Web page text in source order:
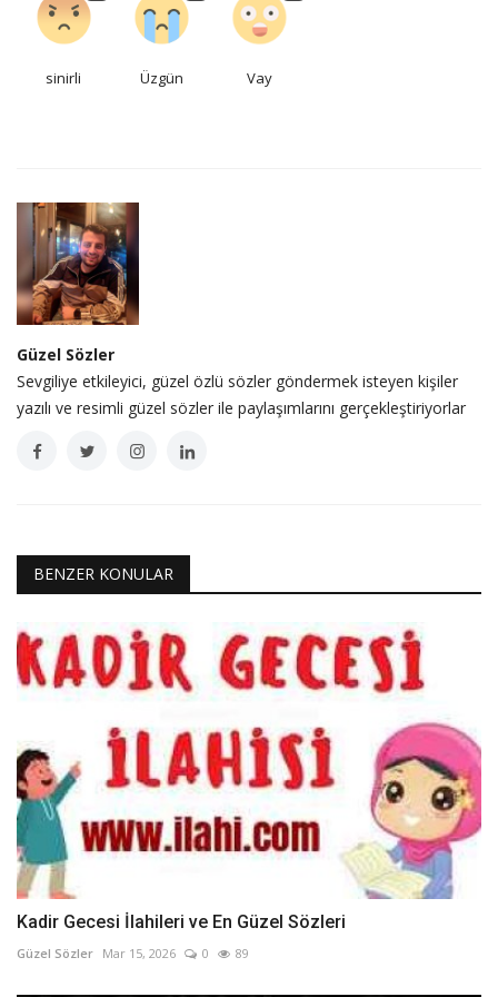
sinirli Üzgün Vay
Güzel Sözler
Sevgiliye etkileyici, güzel özlü sözler göndermek isteyen kişiler
yazılı ve resimli güzel sözler ile paylaşımlarını gerçekleştiriyorlar
BENZER KONULAR
Kadir Gecesi İlahileri ve En Güzel Sözleri
Güzel Sözler Mar 15, 2026 0 89